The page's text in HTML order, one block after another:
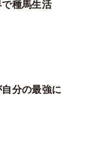
種馬生活
分の最強に